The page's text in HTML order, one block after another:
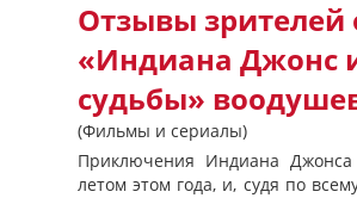
Отзывы
«Индиана Джонс
судьбы»
(Фильмы и сериалы)
Приключения Индиана Джонса
летом этом года, и, судя по